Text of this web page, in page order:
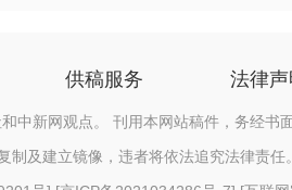
供稿服务 法律声
中新网观点。 刊用本网站稿件，务经书面
制及建立镜像，违者将依法追究法律责任。